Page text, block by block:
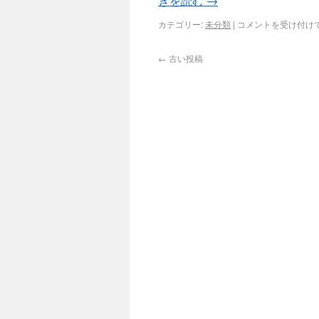
カテゴリー:未分類 | コメントを受け付け
← 古い投稿